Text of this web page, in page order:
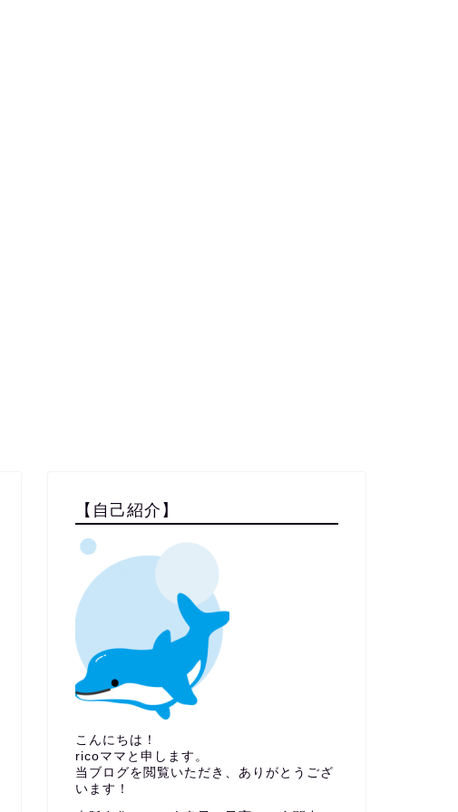
【自己紹介】
こんにちは！
ricoママと申します。
当ブログを閲覧いただき、ありがとうござ
います！